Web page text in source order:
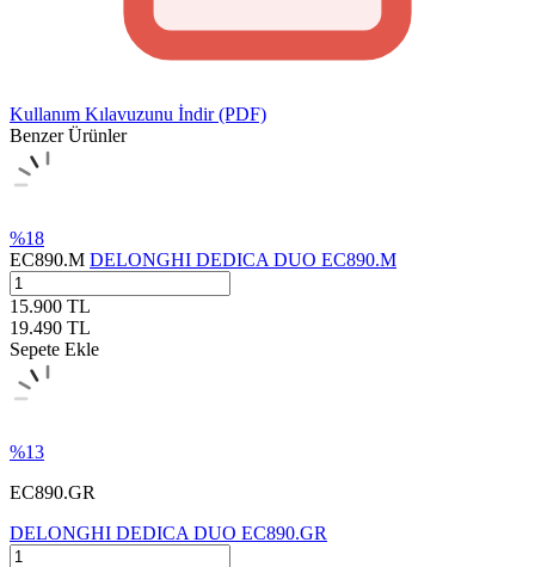
Kullanım Kılavuzunu İndir (PDF)
Benzer Ürünler
%18
EC890.M DELONGHI DEDICA DUO EC890.M
15.900 TL
19.490 TL
Sepete Ekle
%13
EC890.GR
DELONGHI DEDICA DUO EC890.GR